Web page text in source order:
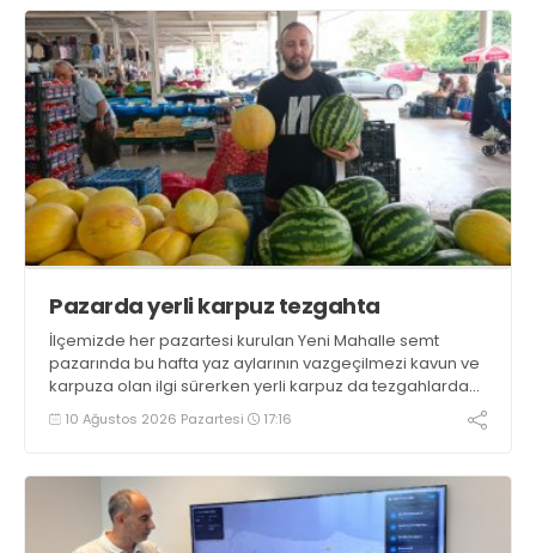
Pazarda yerli karpuz tezgahta
İlçemizde her pazartesi kurulan Yeni Mahalle semt
pazarında bu hafta yaz aylarının vazgeçilmezi kavun ve
karpuza olan ilgi sürerken yerli karpuz da tezgahlarda
yerini aldı
10 Ağustos 2026 Pazartesi 17:16